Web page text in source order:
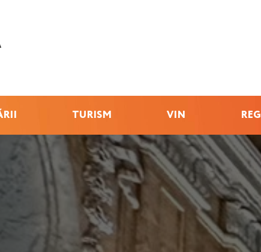
TURISM VIN